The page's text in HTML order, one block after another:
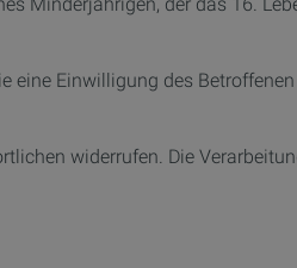
eine Einwilligung des
widerrufen. Die